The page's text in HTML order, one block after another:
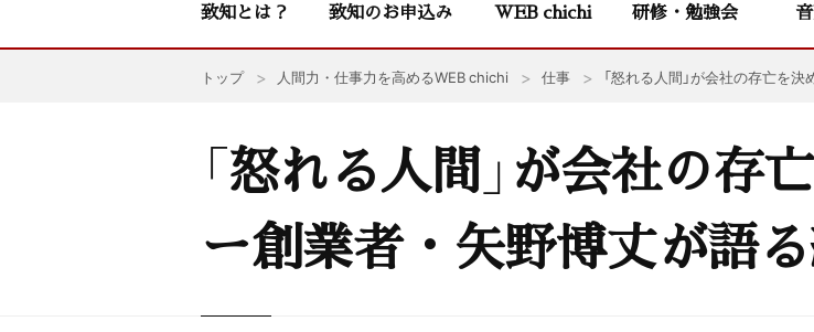
致知とは？ 致知のお申込み WEB chichi
研修・勉強会
トップ 人間力・仕事力を高めるWEB chichi 仕事 「怒れる人間」が会社の存亡を
「怒れる人間」が会社の
ー創業者・矢野博丈が語